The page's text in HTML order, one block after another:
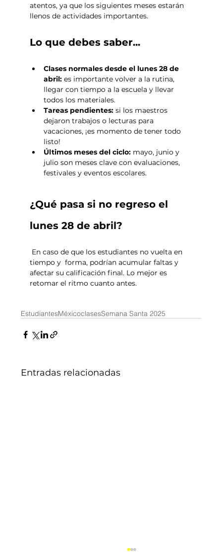
atentos, ya que los siguientes meses estarán
llenos de actividades importantes.
Lo que debes saber...
Clases normales desde el lunes 28 de
abril: es importante volver a la rutina,
llegar con tiempo a la escuela y llevar
todos los materiales.
Tareas pendientes: si los maestros
dejaron trabajos o lecturas para
vacaciones, ¡es momento de tener todo
listo!
Últimos meses del ciclo: mayo, junio y
julio son meses clave con evaluaciones,
festivales y eventos escolares.
¿Qué pasa si no regreso el
lunes 28 de abril?
tiempo y  forma, podrían acumular faltas y
afectar su calificación final. Lo mejor es
retomar el ritmo cuanto antes.
EstudiantesMéxicoclasesSemana Santa 2025
Entradas relacionadas